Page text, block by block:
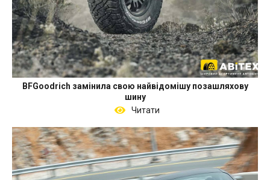
BFGoodrich замінила свою найвідомішу позашляхову
шину
Читати